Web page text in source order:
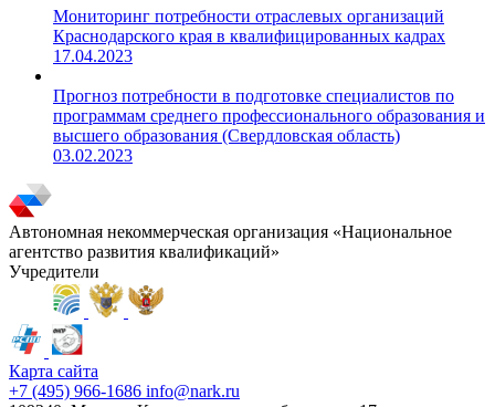
Мониторинг потребности отраслевых организаций
Краснодарского края в квалифицированных кадрах
17.04.2023
Прогноз потребности в подготовке специалистов по
программам среднего профессионального образования и
высшего образования (Свердловская область)
03.02.2023
Автономная некоммерческая организация «Национальное
агентство развития квалификаций»
Учредители
Карта сайта
+7 (495) 966-1686 info@nark.ru